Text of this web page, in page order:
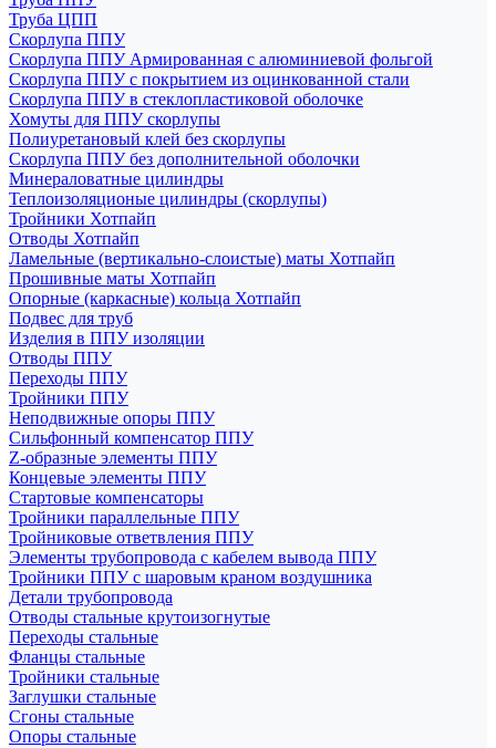
Труба ЦПП
Скорлупа ППУ
Скорлупа ППУ Армированная с алюминиевой фольгой
Скорлупа ППУ с покрытием из оцинкованной стали
Скорлупа ППУ в стеклопластиковой оболочке
Хомуты для ППУ скорлупы
Полиуретановый клей без скорлупы
Скорлупа ППУ без дополнительной оболочки
Минераловатные цилиндры
Теплоизоляционые цилиндры (скорлупы)
Тройники Хотпайп
Отводы Хотпайп
Ламельные (вертикально-слоистые) маты Хотпайп
Прошивные маты Хотпайп
Опорные (каркасные) кольца Хотпайп
Подвес для труб
Изделия в ППУ изоляции
Отводы ППУ
Переходы ППУ
Тройники ППУ
Неподвижные опоры ППУ
Cильфонный компенсатор ППУ
Z-образные элементы ППУ
Концевые элементы ППУ
Стартовые компенсаторы
Тройники параллельные ППУ
Тройниковые ответвления ППУ
Элементы трубопровода с кабелем вывода ППУ
Тройники ППУ с шаровым краном воздушника
Детали трубопровода
Отводы стальные крутоизогнутые
Переходы стальные
Фланцы стальные
Тройники стальные
Заглушки стальные
Сгоны стальные
Опоры стальные